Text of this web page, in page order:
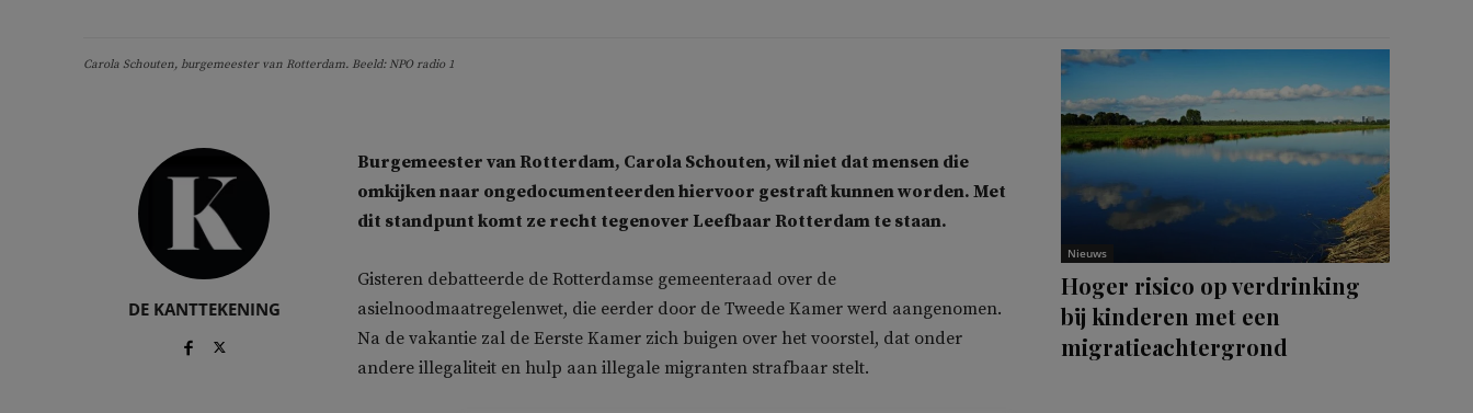
Carola Schouten, burgemeester van Rotterdam. Beeld: NPO radio 1
DE KANTTEKENING
Burgemeester van Rotterdam, Carola Schouten, wil niet dat mensen die
omkijken naar ongedocumenteerden hiervoor gestraft kunnen worden. Met
dit standpunt komt ze recht tegenover Leefbaar Rotterdam te staan.
Gisteren debatteerde de Rotterdamse gemeenteraad over de
asielnoodmaatregelenwet, die eerder door de Tweede Kamer werd aangenomen.
Na de vakantie zal de Eerste Kamer zich buigen over het voorstel, dat onder
andere illegaliteit en hulp aan illegale migranten strafbaar stelt.
Nieuws
Hoger risico op verdrinking
bij kinderen met een
migratieachtergrond